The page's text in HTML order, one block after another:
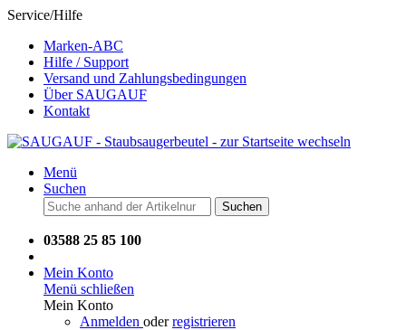
Service/Hilfe
Marken-ABC
Hilfe / Support
Versand und Zahlungsbedingungen
Über SAUGAUF
Kontakt
Menü
Suchen
Suchen
03588 25 85 100
Mein Konto
Menü schließen
Mein Konto
Anmelden oderregistrieren